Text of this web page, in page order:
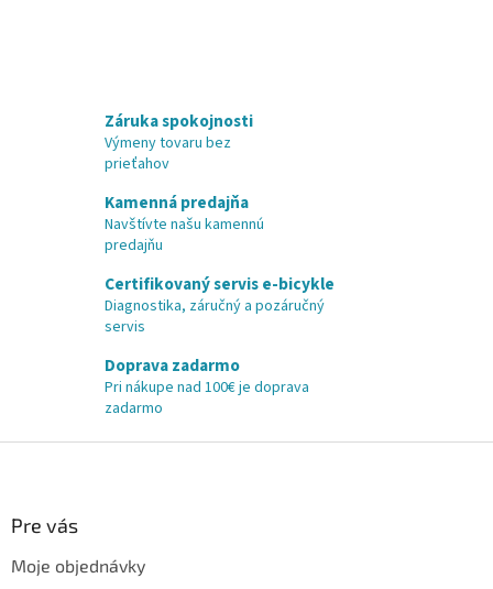
Záruka spokojnosti
Výmeny tovaru bez
prieťahov
Kamenná predajňa
Navštívte našu kamennú
predajňu
Certifikovaný servis e-bicykle
Diagnostika, záručný a pozáručný
servis
Doprava zadarmo
Pri nákupe nad 100€ je doprava
zadarmo
Pre vás
Moje objednávky